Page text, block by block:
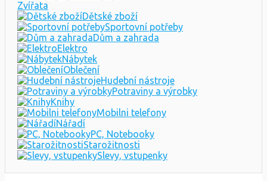
Zobrazit nejnovější inzeráty
Automobily
Motocykly
Zvířata
Dětské zboží
Sportovní potřeby
Dům a zahrada
Elektro
Nábytek
Oblečení
Hudební nástroje
Potraviny a výrobky
Knihy
Mobilni telefony